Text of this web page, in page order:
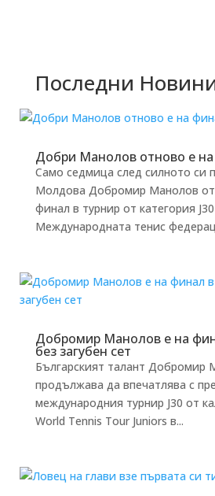
Последни
Добри Манолов отново е
Само седмица след силното си
Молдова Добромир Манолов
финал в турнир от категория
Международната тенис
Добромир Манолов е на
без загубен сет
Българският талант Добромир
продължава да впечатлява с
международния турнир J30 от
World Tennis Tour Juniors в...